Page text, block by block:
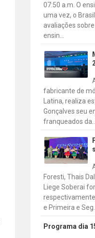
07:50 a.m. O
uma vez, o
avaliações
ensin...
fabricante de
Latina, realiza
Gonçalves seu
franqueados da...
Foresti, Thais
Liege Soberai
e Primeira e Seg...
Programa dia